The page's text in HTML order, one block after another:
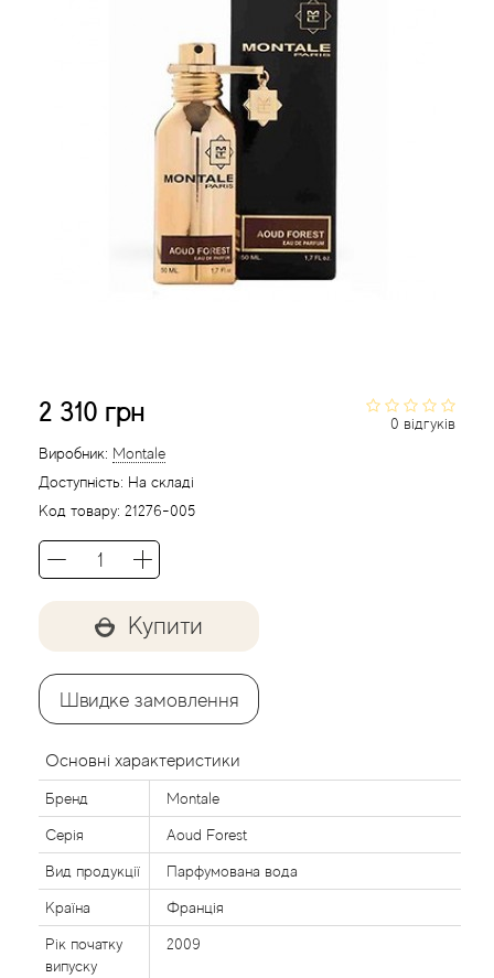
0 відгуків
2 310 грн
Виробник: Montale
Доступність: На складі
Код товару: 21276-005
Купити
Швидке замовлення
Основні характеристики
Бренд Montale
Серія Aoud Forest
Вид продукції Парфумована вода
Країна Франція
Рік початку
випуску
2009
Acqua di Sardegna
Afnan
Agatha Ruiz de la Prada
Agent Provocateur
Agonist
Aj Arabia (Widian)
Al Haramain
Al Jazeera
Alaia Paris
Alexander McQueen